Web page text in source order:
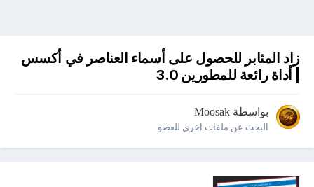
زاد المثابر للحصول على أسماء العناصر في أكسس
| أداة رائعة للمطورين 3.0
بواسطة Moosak
البحث عن ملفات اخري للعضو